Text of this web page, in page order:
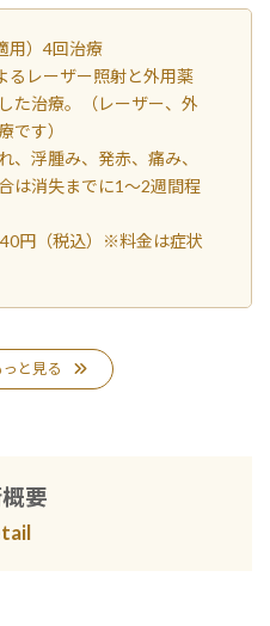
用）4回治療
レーザー照射と外用薬
た治療。（レーザー、外
です）
、浮腫み、発赤、痛み、
は消失までに1～2週間程
円（税込）※料金は症状
と見る
要